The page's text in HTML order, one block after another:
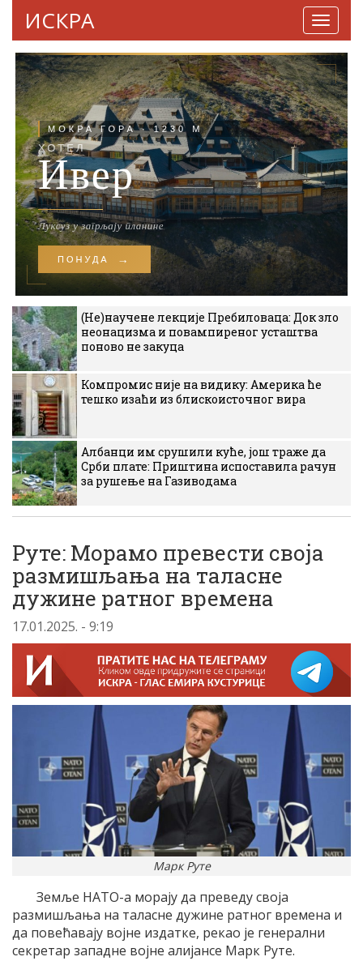
ИСКРА
(Не)научене лекције Пребиловаца: Док зло
неонацизма и повампиреног усташтва
поново не закуца
Компромис није на видику: Америка ће
тешко изаћи из блискоисточног вира
Албанци им срушили куће, још траже да
Срби плате: Приштина испоставила рачун
за рушење на Газиводама
Руте: Морамо превести своја
размишљања на таласне
дужине ратног времена
17.01.2025. - 9:19
Марк Руте
Земље НАТО-а морају да преведу своја
размишљања на таласне дужине ратног времена и
да повећавају војне издатке, рекао је генерални
секретар западне војне алијансе Марк Руте.